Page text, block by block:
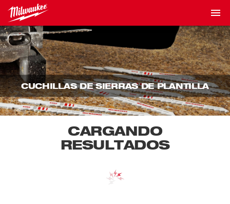
CUCHILLAS DE SIERRAS DE PLANTILLA
CARGANDO
RESULTADOS